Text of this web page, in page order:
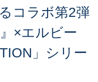
コラボ第2弾
×エルビー
」シリー